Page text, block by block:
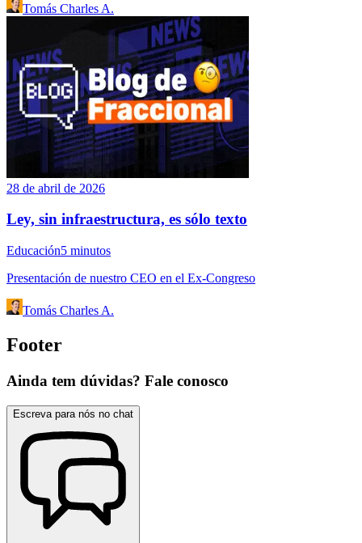
Tomás Charles A.
28 de abril de 2026
Ley, sin infraestructura, es sólo texto
Educación5 minutos
Presentación de nuestro CEO en el Ex-Congreso
Tomás Charles A.
Footer
Ainda tem dúvidas? Fale conosco
Escreva para nós no chat